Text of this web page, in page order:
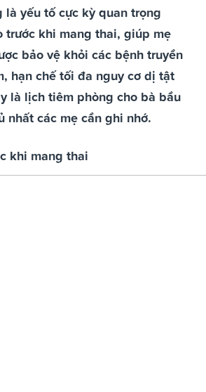
là yếu tố cực kỳ quan trọng
trước khi mang thai, giúp mẹ
bảo vệ khỏi các bệnh truyền
hạn chế tối đa nguy cơ dị tật
là lịch tiêm phòng cho bà bầu
nhất các mẹ cần ghi nhớ.
khi mang thai